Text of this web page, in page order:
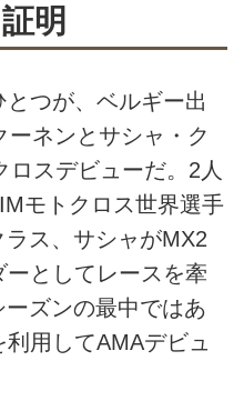
明
つが、ベルギー出
ネンとサシャ・ク
ロスデビューだ。2人
モトクロス世界選手
ス、サシャがMX2
としてレースを牽
ズンの最中ではあ
用してAMAデビュ